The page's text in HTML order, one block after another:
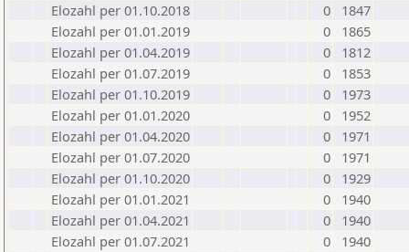
Elozahl per 01.10.2018
0
1847
Elozahl per 01.01.2019
0
1865
Elozahl per 01.04.2019
0
1812
Elozahl per 01.07.2019
0
1853
Elozahl per 01.10.2019
0
1973
Elozahl per 01.01.2020
0
1952
Elozahl per 01.04.2020
0
1971
Elozahl per 01.07.2020
0
1971
Elozahl per 01.10.2020
0
1929
Elozahl per 01.01.2021
0
1940
Elozahl per 01.04.2021
0
1940
Elozahl per 01.07.2021
0
1940